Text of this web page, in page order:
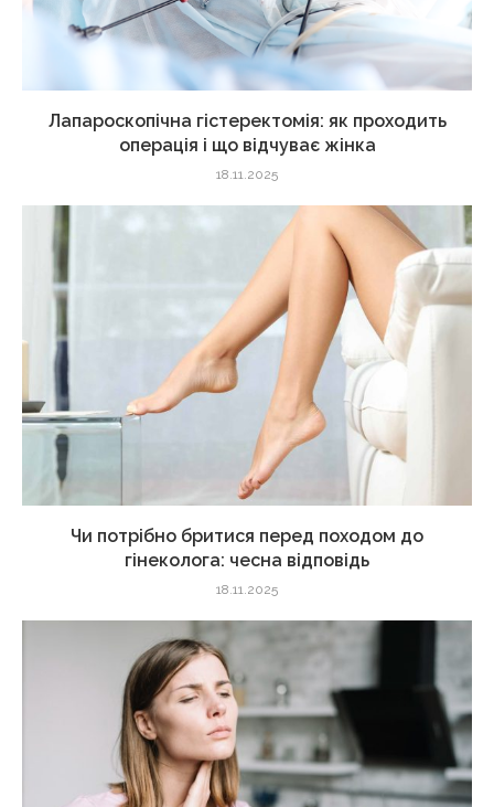
Лапароскопічна гістеректомія: як проходить
операція і що відчуває жінка
18.11.2025
Чи потрібно бритися перед походом до
гінеколога: чесна відповідь
18.11.2025